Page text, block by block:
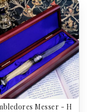
Messer -